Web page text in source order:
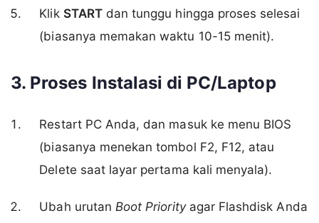
Klik STARTdan tunggu hingga proses selesai
(biasanya memakan waktu 10-15 menit).
3. Proses Instalasi di PC/Laptop
Restart PC Anda, dan masuk ke menu BIOS
(biasanya menekan tombol F2, F12, atau
Delete saat layar pertama kali menyala).
Ubah urutan Boot Priorityagar Flashdisk Anda